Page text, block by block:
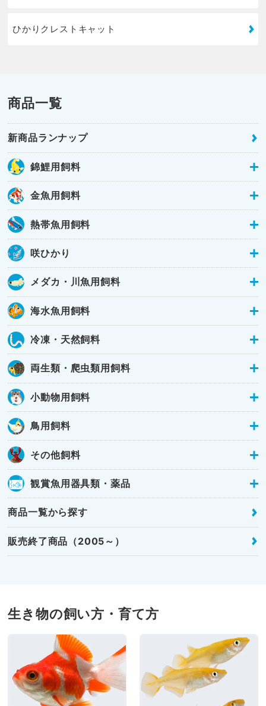
ひかりクレストキャット
商品一覧
新商品ランナップ
錦鯉用飼料
金魚用飼料
熱帯魚用飼料
咲ひかり
メダカ・川魚用飼料
海水魚用飼料
冷凍・天然飼料
両生類・爬虫類用飼料
小動物用飼料
鳥用飼料
その他飼料
観賞魚用器具類・薬品
商品一覧から探す
販売終了商品（2005～）
生き物の飼い方・育て方